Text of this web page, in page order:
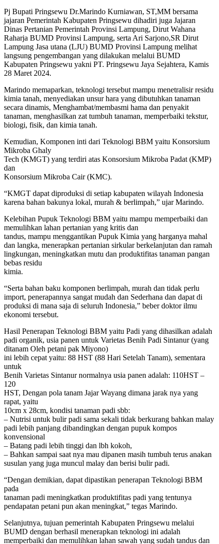
Pj Bupati Pringsewu Dr.Marindo Kurniawan, ST,MM bersama
jajaran Pemerintah Kabupaten Pringsewu dihadiri juga Jajaran
Dinas Pertanian Pemerintah Provinsi Lampung, Dirut Wahana
Raharja BUMD Provinsi Lampung, serta Ari Sarjono,SR Dirut
Lampung Jasa utana (LJU) BUMD Provinsi Lampung melihat
langsung pengembangan yang dilakukan melalui BUMD
Kabupaten Pringsewu yakni PT. Pringsewu Jaya Sejahtera, Kamis
28 Maret 2024.
Marindo memaparkan, teknologi tersebut mampu menetralisir residu
kimia tanah, menyediakan unsur hara yang dibutuhkan tanaman
secara dinamis, Menghambat/membasmi hama dan penyakit
tanaman, menghasilkan zat tumbuh tanaman, memperbaiki tekstur,
biologi, fisik, dan kimia tanah.
Kemudian, Komponen inti dari Teknologi BBM yaitu Konsorsium
Mikroba Ghaly
Tech (KMGT) yang terdiri atas Konsorsium Mikroba Padat (KMP)
dan
Konsorsium Mikroba Cair (KMC).
“KMGT dapat diproduksi di setiap kabupaten wilayah Indonesia
karena bahan bakunya lokal, murah & berlimpah,” ujar Marindo.
Kelebihan Pupuk Teknologi BBM yaitu mampu memperbaiki dan
memulihkan lahan pertanian yang kritis dan
tandus, mampu menggantikan Pupuk Kimia yang harganya mahal
dan langka, menerapkan pertanian sirkular berkelanjutan dan ramah
lingkungan, meningkatkan mutu dan produktifitas tanaman pangan
bebas residu
kimia.
“Serta bahan baku komponen berlimpah, murah dan tidak perlu
import, penerapannya sangat mudah dan Sederhana dan dapat di
produksi di mana saja di seluruh Indonesia,” beber doktor ilmu
ekonomi tersebut.
Hasil Penerapan Teknologi BBM yaitu Padi yang dihasilkan adalah
padi organik, usia panen untuk Varietas Benih Padi Sintanur (yang
ditanam Oleh petani pak Miyono)
ini lebih cepat yaitu: 88 HST (88 Hari Setelah Tanam), sementara
untuk
Benih Varietas Sintanur normalnya usia panen adalah: 110HST –
120
HST, Dengan pola tanam Jajar Wayang dimana jarak nya yang
rapat, yaitu
10cm x 28cm, kondisi tanaman padi sbb:
– Nutrisi untuk bulir padi sama sekali tidak berkurang bahkan malay
padi lebih panjang dibandingkan dengan pupuk kompos
konvensional
– Batang padi lebih tinggi dan lbh kokoh,
– Bahkan sampai saat nya mau dipanen masih tumbuh terus anakan
susulan yang juga muncul malay dan berisi bulir padi.
“Dengan demikian, dapat dipastikan penerapan Teknologi BBM
pada
tanaman padi meningkatkan produktifitas padi yang tentunya
pendapatan petani pun akan meningkat,” tegas Marindo.
Selanjutnya, tujuan pemerintah Kabupaten Pringsewu melalui
BUMD dengan berhasil menerapkan teknologi ini adalah
memperbaiki dan memulihkan lahan sawah yang sudah tandus dan